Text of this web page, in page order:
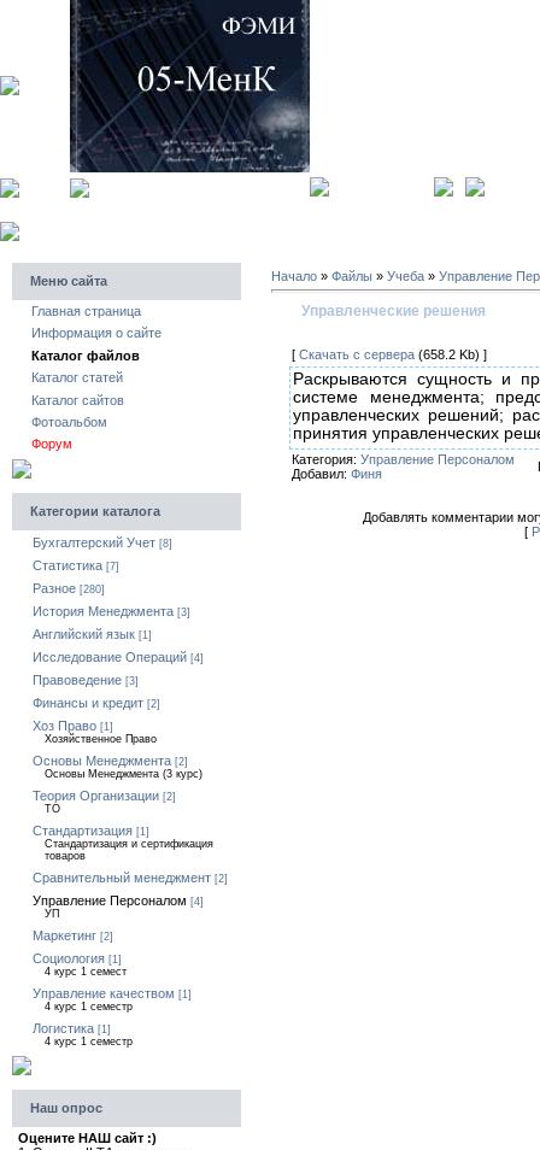
Меню сайта
Главная страница
Информация о сайте
Каталог файлов
Каталог статей
Каталог сайтов
Фотоальбом
Форум
Категории каталога
Бухгалтерский Учет [8]
Статистика [7]
Разное [280]
История Менеджмента [3]
Английский язык [1]
Исследование Операций [4]
Правоведение [3]
Финансы и кредит [2]
Хоз Право [1]
Хозяйственное Право
Основы Менеджмента [2]
Основы Менеджмента (3 курс)
Теория Организации [2]
ТО
Стандартизация [1]
Стандартизация и сертификация
товаров
Сравнительный менеджмент [2]
Управление Персоналом [4]
УП
Маркетинг [2]
Социология [1]
4 курс 1 семест
Управление качеством [1]
4 курс 1 семестр
Логистика [1]
4 курс 1 семестр
Наш опрос
Оцените НАШ сайт :)
Начало » Файлы » Учеба » Управление
Управленческие решения
[ Скачать с сервера (658.2 Kb) ]
Раскрываются сущность и
системе менеджмента;
управленческих решений;
принятия управленческих
Категория: Управление Персоналом
Добавил: Финя
Добавлять комментарии
[